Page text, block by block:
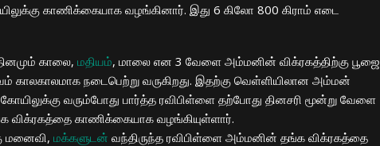
காணிக்கையாக வழங்கினார். இது 6 கிலோ 800 கிராம் எடை
காலை, மதியம், மாலை என 3 வேளை அம்மனின் விக்ரகத்திற்கு பூஜை
காலகாலமாக நடைபெற்று வருகிறது. இதற்கு வெள்ளியிலான அம்மன்
வரும்போது பார்த்த ரவிபிள்ளை தற்போது தினசரி மூன்று வேளை
காணிக்கையாக வழங்கியுள்ளார்.
மனைவி, மக்களுடன் வந்திருந்த ரவிபிள்ளை அம்மனின் தங்க விக்ரகத்தை